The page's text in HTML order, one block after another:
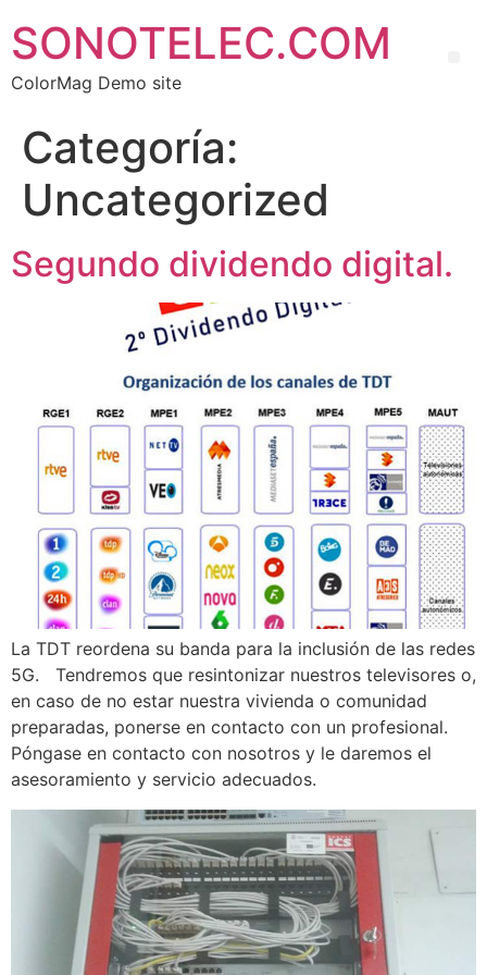
SONOTELEC.COM
ColorMag Demo site
Categoría:
Uncategorized
Segundo dividendo digital.
La TDT reordena su banda para la inclusión de las redes
5G. Tendremos que resintonizar nuestros televisores o,
en caso de no estar nuestra vivienda o comunidad
preparadas, ponerse en contacto con un profesional.
Póngase en contacto con nosotros y le daremos el
asesoramiento y servicio adecuados.